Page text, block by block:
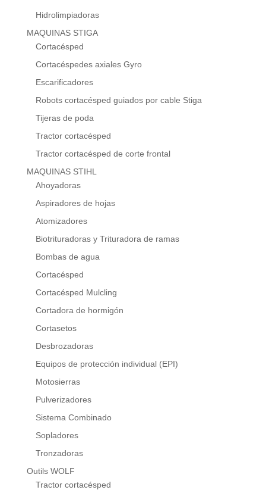
Hidrolimpiadoras
MAQUINAS STIGA
Cortacésped
Cortacéspedes axiales Gyro
Escarificadores
Robots cortacésped guiados por cable Stiga
Tijeras de poda
Tractor cortacésped
Tractor cortacésped de corte frontal
MAQUINAS STIHL
Ahoyadoras
Aspiradores de hojas
Atomizadores
Biotrituradoras y Trituradora de ramas
Bombas de agua
Cortacésped
Cortacésped Mulcling
Cortadora de hormigón
Cortasetos
Desbrozadoras
Equipos de protección individual (EPI)
Motosierras
Pulverizadores
Sistema Combinado
Sopladores
Tronzadoras
Outils WOLF
Tractor cortacésped